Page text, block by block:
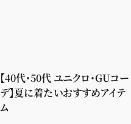
【40代・50代 ユニクロ・GUコー
デ】夏に着たいおすすめアイテ
ム